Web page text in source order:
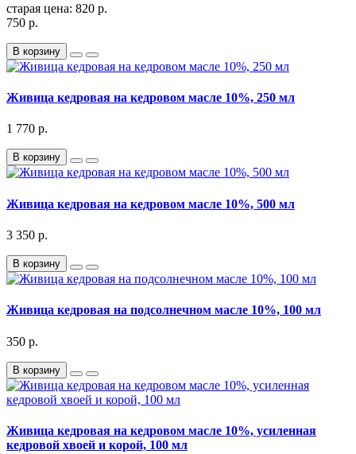
старая цена: 820 р.
750 р.
В корзину
Живица кедровая на кедровом масле 10%, 250 мл
1 770 р.
В корзину
Живица кедровая на кедровом масле 10%, 500 мл
3 350 р.
В корзину
Живица кедровая на подсолнечном масле 10%, 100 мл
350 р.
В корзину
Живица кедровая на кедровом масле 10%, усиленная
кедровой хвоей и корой, 100 мл